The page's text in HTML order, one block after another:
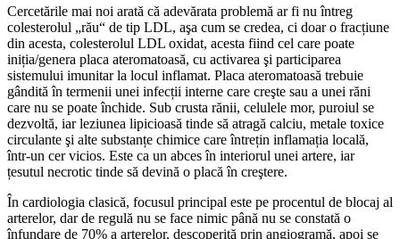
Cercetările mai noi arată că adevărata problemă ar fi nu întreg
colesterolul „rău“ de tip LDL, aşa cum se credea, ci doar o fracțiune
din acesta, colesterolul LDL oxidat, acesta fiind cel care poate
iniția/genera placa ateromatoasă, cu activarea şi participarea
sistemului imunitar la locul inflamat. Placa ateromatoasă trebuie
gândită în termenii unei infecții interne care creşte sau a unei răni
care nu se poate închide. Sub crusta rănii, celulele mor, puroiul se
dezvoltă, iar leziunea lipicioasă tinde să atragă calciu, metale toxice
circulante şi alte substanțe chimice care întrețin inflamația locală,
într-un cer vicios. Este ca un abces în interiorul unei artere, iar
țesutul necrotic tinde să devină o placă în creştere.
În cardiologia clasică, focusul principal este pe procentul de blocaj al
arterelor, dar de regulă nu se face nimic până nu se constată o
înfundare de 70% a arterelor, descoperită prin angiogramă, apoi se